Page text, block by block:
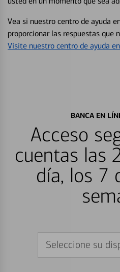
Vea si nuestro centro de ayuda
proporcionar las respuestas que
Visite nuestro centro de ayuda
BANCA EN
Acceso
cuentas las
día, los 7
Seleccione su